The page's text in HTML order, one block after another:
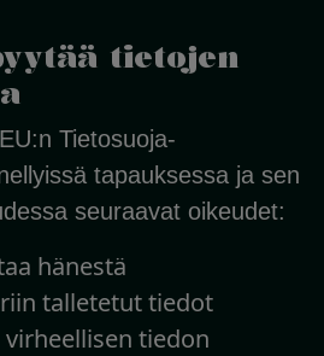
tietojen
Tietosuoja-
tapauksessa ja sen
seuraavat oikeudet:
hänestä
talletetut tiedot
tiedon